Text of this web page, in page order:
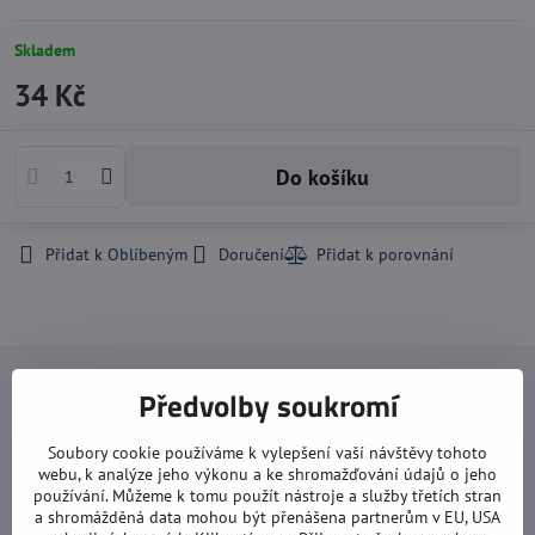
Skladem
34 Kč
Do košíku
Přidat k Oblíbeným Doručení
Navštivte nás
Otevírací doba:
pondělí: 8:00 - 16:00
úterý: 8:00 - 17:00
Předvolby soukromí
Soubory cookie používáme k vylepšení vaší návštěvy tohoto
webu, k analýze jeho výkonu a ke shromažďování údajů o jeho
používání. Můžeme k tomu použít nástroje a služby třetích stran
a shromážděná data mohou být přenášena partnerům v EU, USA